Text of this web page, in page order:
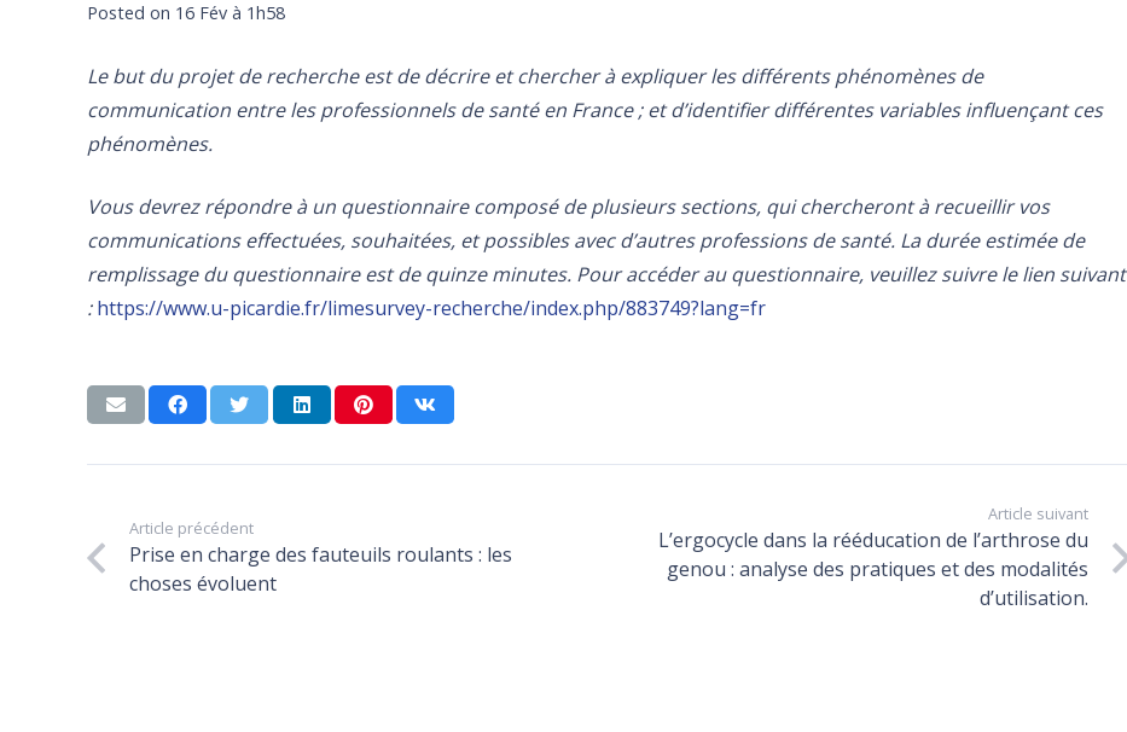
Posted on 16 Fév à 1h58
Le but du projet de recherche est de décrire et chercher à expliquer les différents phénomènes de
communication entre les professionnels de santé en France ; et d’identifier différentes variables influençant ces
phénomènes.
Vous devrez répondre à un questionnaire composé de plusieurs sections, qui chercheront à recueillir vos
communications effectuées, souhaitées, et possibles avec d’autres professions de santé. La durée estimée de
remplissage du questionnaire est de quinze minutes. Pour accéder au questionnaire, veuillez suivre le lien suivant
:https://www.u-picardie.fr/limesurvey-recherche/index.php/883749?lang=fr
Article précédent
Prise en charge des fauteuils roulants : les
choses évoluent
Article suivant
L’ergocycle dans la rééducation de l’arthrose du
genou : analyse des pratiques et des modalités
d’utilisation.